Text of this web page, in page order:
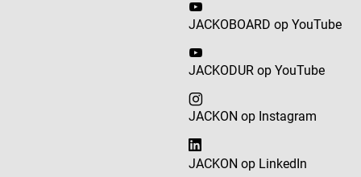
JACKOBOARD op YouTube
JACKODUR op YouTube
JACKON op Instagram
JACKON op LinkedIn